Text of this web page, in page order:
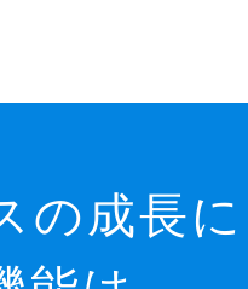
の成長に